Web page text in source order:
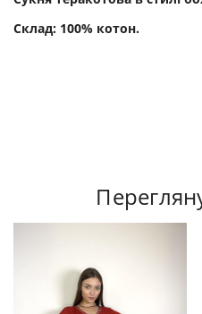
Склад: 100% котон.